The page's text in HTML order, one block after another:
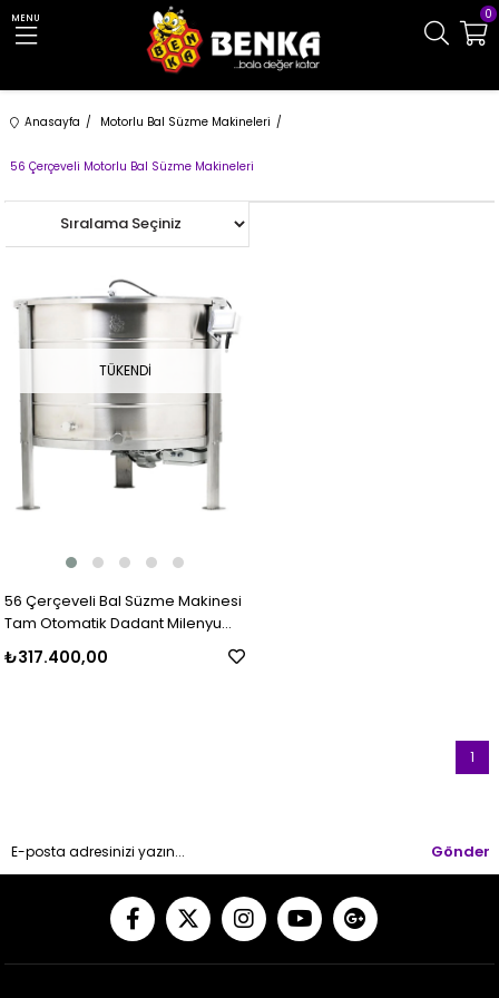
MENU 0
Anasayfa Motorlu Bal Süzme Makineleri
56 Çerçeveli Motorlu Bal Süzme Makineleri
TÜKENDI
56 Çerçeveli Bal Süzme Makinesi
Tam Otomatik Dadant Milenyum
₺317.400,00
1
Gönder